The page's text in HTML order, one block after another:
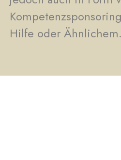
Hilfe oder Ähnlichem.